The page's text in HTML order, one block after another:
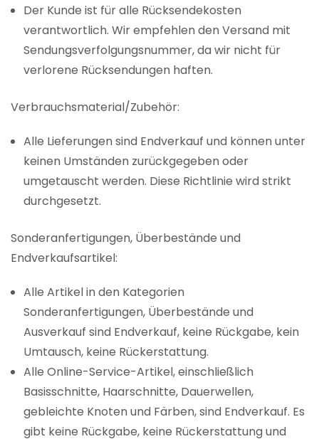
Der Kunde ist für alle Rücksendekosten
verantwortlich. Wir empfehlen den Versand mit
Sendungsverfolgungsnummer, da wir nicht für
verlorene Rücksendungen haften.
Verbrauchsmaterial/Zubehör:
Alle Lieferungen sind Endverkauf und können unter
keinen Umständen zurückgegeben oder
umgetauscht werden. Diese Richtlinie wird strikt
durchgesetzt.
Sonderanfertigungen, Überbestände und
Endverkaufsartikel:
Alle Artikel in den Kategorien
Sonderanfertigungen, Überbestände und
Ausverkauf sind Endverkauf, keine Rückgabe, kein
Umtausch, keine Rückerstattung.
Alle Online-Service-Artikel, einschließlich
Basisschnitte, Haarschnitte, Dauerwellen,
gebleichte Knoten und Färben, sind Endverkauf. Es
gibt keine Rückgabe, keine Rückerstattung und